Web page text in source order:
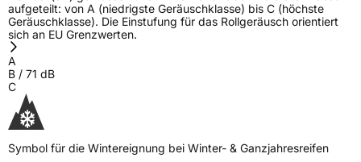
aufgeteilt: von A (niedrigste Geräuschklasse) bis C (höchste
Geräuschklasse). Die Einstufung für das Rollgeräusch orientiert
sich an EU Grenzwerten.
A
B / 71 dB
C
Symbol für die Wintereignung bei Winter- & Ganzjahresreifen